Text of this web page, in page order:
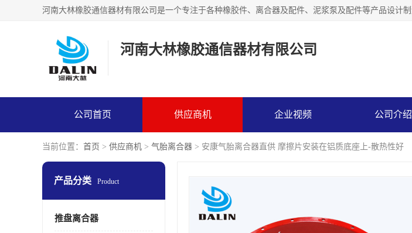
河南大林橡胶通信器材有限公司
公司首页 供应商机 企业视频 公司介绍
当前位置： 首页 > 供应商机 > 气胎离合器 > 安康气胎离合器直供 摩擦片安装在铝质底座上-散热性好
产品分类 Product
推盘离合器